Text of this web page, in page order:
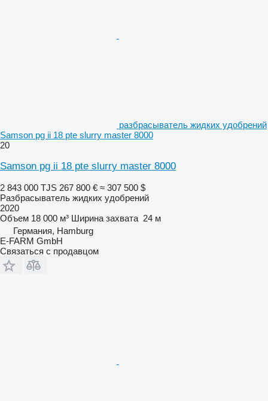
разбрасыватель жидких удобрений
Samson pg ii 18 pte slurry master 8000
20
Samson pg ii 18 pte slurry master 8000
2 843 000 TJS 267 800 € ≈ 307 500 $
Разбрасыватель жидких удобрений
2020
Объем 18 000 м³ Ширина захвата 24 м
Германия, Hamburg
E-FARM GmbH
Связаться с продавцом